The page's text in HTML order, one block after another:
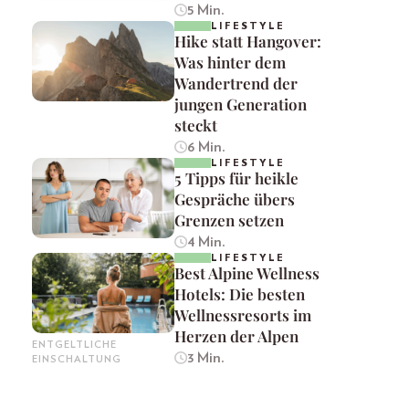
5 Min.
LIFESTYLE
Hike statt Hangover:
Was hinter dem
Wandertrend der
jungen Generation
steckt
6 Min.
LIFESTYLE
5 Tipps für heikle
Gespräche übers
Grenzen setzen
4 Min.
ENTGELTLICHE
EINSCHALTUNG
LIFESTYLE
Best Alpine Wellness
Hotels: Die besten
Wellnessresorts im
Herzen der Alpen
3 Min.